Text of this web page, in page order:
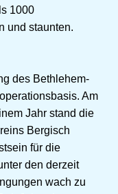
1000
und staunten.
des Bethlehem-
Am
Jahr stand die
Bergisch
für die
den derzeit
wach zu